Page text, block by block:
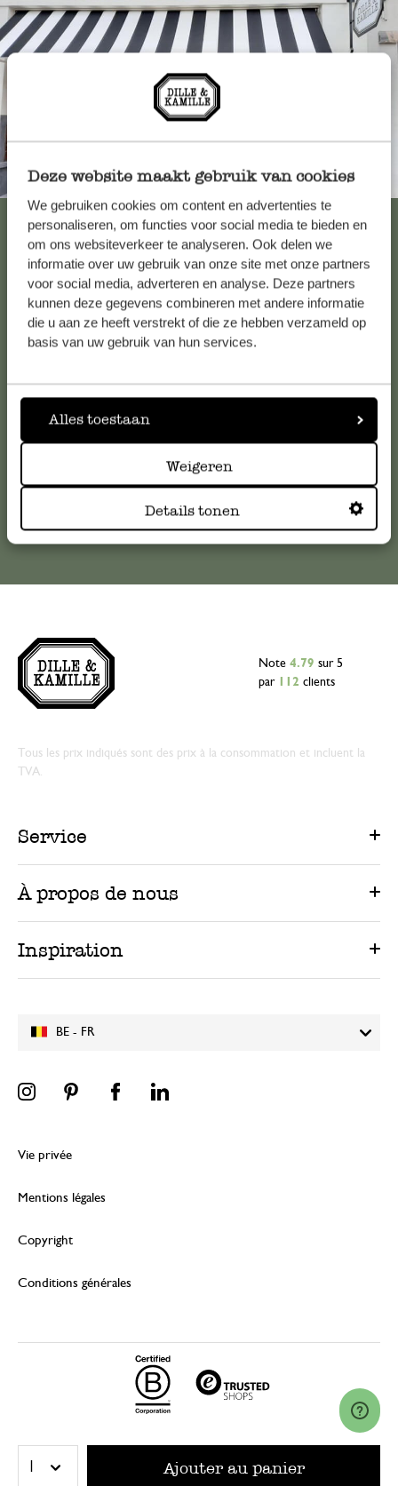
Deze website maakt gebruik van cookies
We gebruiken cookies om content en advertenties te
personaliseren, om functies voor social media te bieden en
om ons websiteverkeer te analyseren. Ook delen we
informatie over uw gebruik van onze site met onze partners
voor social media, adverteren en analyse. Deze partners
kunnen deze gegevens combineren met andere informatie
die u aan ze heeft verstrekt of die ze hebben verzameld op
basis van uw gebruik van hun services.
Alles toestaan
Weigeren
Details tonen
Ajouter au panier
Toujours à proximité
Voir les 62 magasins
Service clientèle
Pour toute question ou demande de conseil ou d’aide,
nos réponses auxquestions les plus fréquemment posées.
Service client en ligne
BE - FR
Note 4.79 sur 5
par
112 clients
Tous les prix indiqués sont des prix à la consommation et incluent la
TVA.
Service
À propos de nous
Inspiration
Vie privée
Mentions légales
Copyright
Conditions générales
© 2026 Dille & Kamille (Nederland) B.V.